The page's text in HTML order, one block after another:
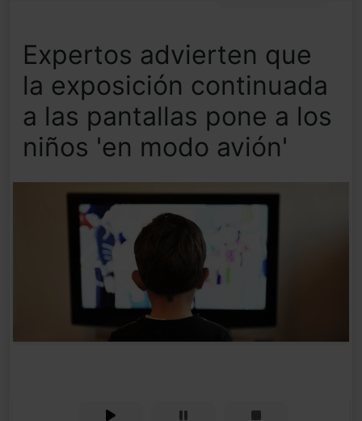
Expertos advierten que
la exposición continuada
a las pantallas pone a los
niños 'en modo avión'